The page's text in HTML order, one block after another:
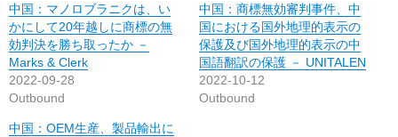
中国：マノロブラニクは、い
かにして20年越しに商標の無
効判決を勝ち取ったか －
Marks & Clerk
2022-09-28
Outbound
中国：商標無効審判事件、中
国における国外地理的表示の
保護及び国外地理的表示の中
国語翻訳の保護 － UNITALEN
2022-10-12
Outbound
中国：OEM生産、製品輸出に